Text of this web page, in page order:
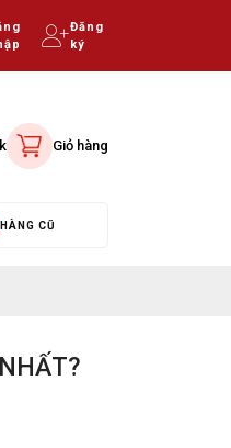
Đăng
ký
Giỏ hàng
HÀNG CŨ